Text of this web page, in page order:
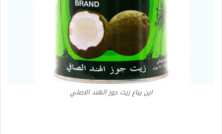
اين يباع زيت جوز الهند الاصلي